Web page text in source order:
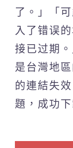
了。」「
入了错误
接已过期
是台灣地
的連結失
題，成功下